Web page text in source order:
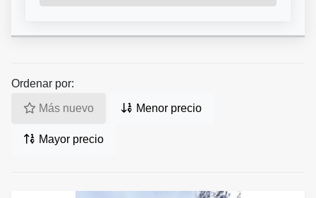
Ordenar por:
Más nuevo Menor precio
Mayor precio